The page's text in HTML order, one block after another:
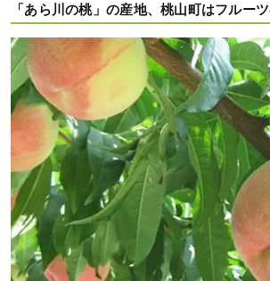
「あら川の桃」の産地、桃山町はフルー